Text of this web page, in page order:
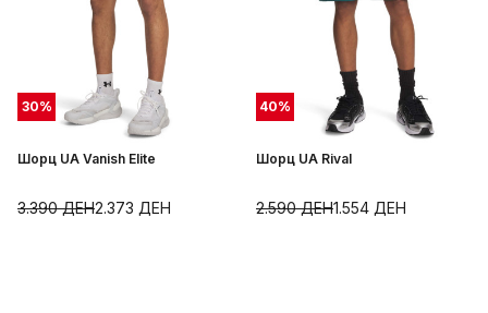
30%
Шорц UA Vanish Elite
2.373 ДЕН
3.390ДЕН
40%
Шорц UA Rival
1.554 ДЕН
2.590ДЕН